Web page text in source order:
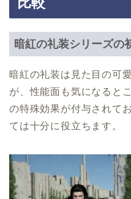
暗紅の礼装シリーズの
暗紅の礼装は見た目の可
が、性能面も気になると
の特殊効果が付与されて
ては十分に役立ちます。